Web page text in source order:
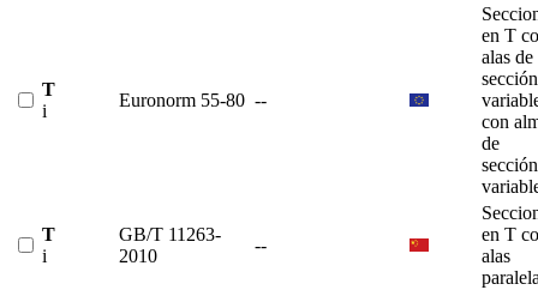
T
i
Euronorm 55-80 --
en T
alas de
sección
con
de
sección
T
i
GB/T 11263-
2010
--
en T
alas